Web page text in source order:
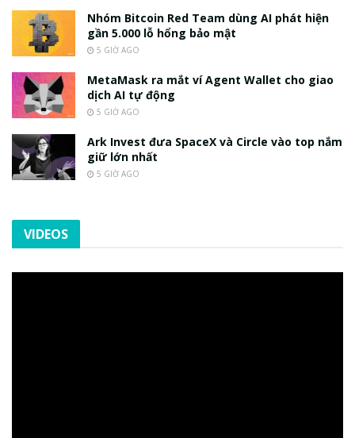
Nhóm Bitcoin Red Team dùng AI phát hiện
gần 5.000 lỗ hổng bảo mật
5 GIỜ AGO
MetaMask ra mắt ví Agent Wallet cho giao
dịch AI tự động
5 GIỜ AGO
Ark Invest đưa SpaceX và Circle vào top nắm
giữ lớn nhất
5 GIỜ AGO
VIDEOS